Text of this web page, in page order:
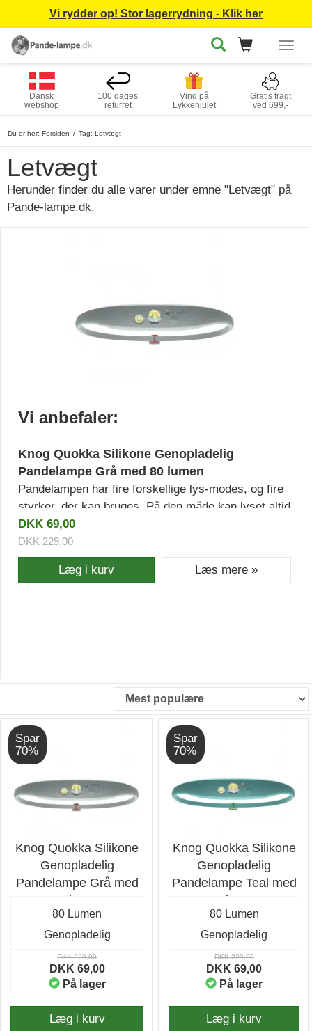
Vi rydder op! Stor lagerrydning - Klik her
Dansk
webshop
100 dages
returret
Vind på
Lykkehjulet
Gratis fragt
ved 699,-
Du er her: Forsiden Tag: Letvægt
Letvægt
Herunder finder du alle varer under emne "Letvægt" på
Pande-lampe.dk.
Vi anbefaler:
Knog Quokka Silikone Genopladelig
Pandelampe Grå med 80 lumen
Pandelampen har fire forskellige lys-modes, og fire
styrker, der kan bruges. På den måde kan lyset altid
tilpasses dine behov for lys, så det passer. De tre
LED lygter af placeret, så du får det optimale ud af
hevr enkelt af dem.
DKK 69,00
DKK 229,00
Læg i kurv Læs mere »
Spar
70%
Knog Quokka Silikone
Genopladelig
Pandelampe Grå med
80 lumen
80 Lumen
Genopladelig
DKK 229,00
DKK 69,00
På lager
Læg i kurv
Spar
70%
Knog Quokka Silikone
Genopladelig
Pandelampe Teal med
80 lumen
80 Lumen
Genopladelig
DKK 229,00
DKK 69,00
På lager
Læg i kurv